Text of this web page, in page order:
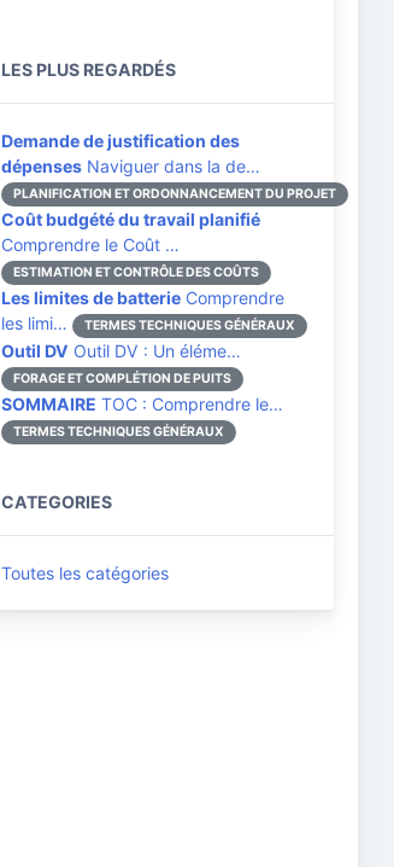
LES PLUS REGARDÉS
Demande de justification des
dépenses Naviguer dans la de…
PLANIFICATION ET ORDONNANCEMENT DU PROJET
Coût budgété du travail planifié
Comprendre le Coût …
ESTIMATION ET CONTRÔLE DES COÛTS
Les limites de batterie Comprendre
les limi…
TERMES TECHNIQUES GÉNÉRAUX
Outil DV Outil DV : Un éléme…
FORAGE ET COMPLÉTION DE PUITS
SOMMAIRE TOC : Comprendre le…
TERMES TECHNIQUES GÉNÉRAUX
CATEGORIES
Toutes les catégories